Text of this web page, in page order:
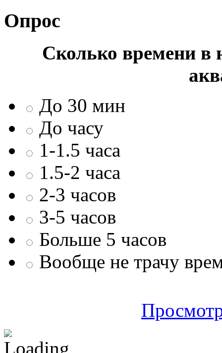
Опрос
Сколько времени в
До 30 мин
До часу
1-1.5 часа
1.5-2 часа
2-3 часов
3-5 часов
Больше 5 часов
Вообще не трачу